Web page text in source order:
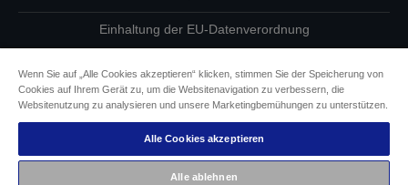
Einhaltung der EU-Datenverordnung
Informationen zu Cookies
Epson Engagement für Barrierefreiheit
Wenn Sie auf „Alle Cookies akzeptieren“ klicken, stimmen Sie der Speicherung von
Cookies auf Ihrem Gerät zu, um die Websitenavigation zu verbessern, die
Websitenutzung zu analysieren und unsere Marketingbemühungen zu unterstützen.
Alle Cookies akzeptieren
Alle ablehnen